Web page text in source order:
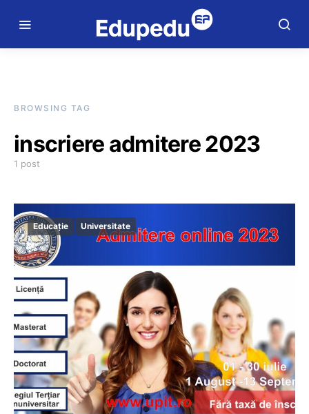
BROWSING TAG
inscriere admitere 2023
1 post
Educație Universitate